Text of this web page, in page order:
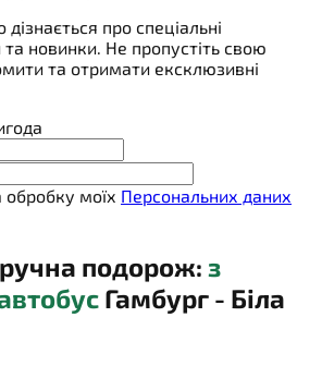
про спеціальні
та новинки. Не пропустіть свою
та отримати ексклюзивні
моїх Персональних даних
подорож: з
Гамбург - Біла